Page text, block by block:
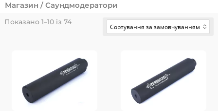
Магазин / Саундмодератори
Показано 1–10 із 74
Сортування за замовчуванням